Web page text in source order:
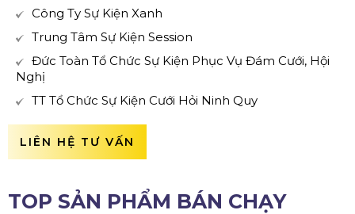
Công Ty Sự Kiện Xanh
Trung Tâm Sự Kiện Session
Đức Toàn Tổ Chức Sự Kiện Phục Vụ Đám Cưới, Hội
Nghị
TT Tổ Chức Sự Kiện Cưới Hỏi Ninh Quy
LIÊN HỆ TƯ VẤN
TOP SẢN PHẨM BÁN CHẠY